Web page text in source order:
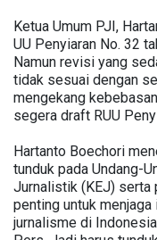
Ketua Umum PJI,
UU Penyiaran No. 32
Namun revisi yang
tidak sesuai dengan
mengekang
segera draft RUU
Hartanto Boechori
tunduk pada Undang-
Jurnalistik (KEJ) serta
penting untuk
jurnalisme di